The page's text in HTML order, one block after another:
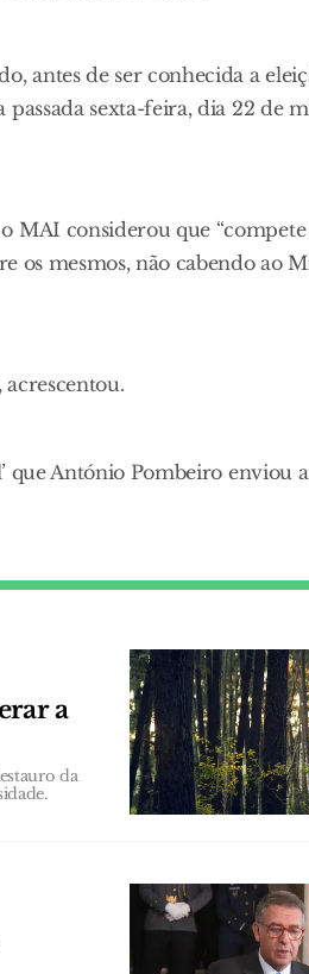
antes de ser conhecida a
sexta-feira, dia 22 de
MAI considerou que
os mesmos, não cabendo ao
que António Pombeiro enviou
a
da